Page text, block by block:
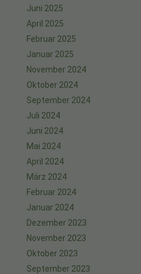
Juni 2025
April 2025
Februar 2025
Januar 2025
November 2024
Oktober 2024
September 2024
Juli 2024
Juni 2024
Mai 2024
April 2024
März 2024
Februar 2024
Januar 2024
Dezember 2023
November 2023
Oktober 2023
September 2023